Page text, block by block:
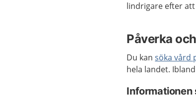
lindrigare efter
Påverka
Du kansöka vård
hela landet.
Informationen